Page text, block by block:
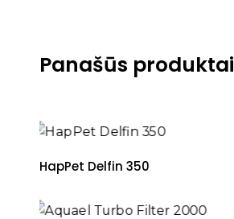
Panašūs produktai
HapPet Delfin 350